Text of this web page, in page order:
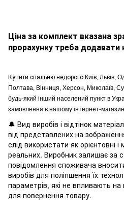
Ціна за комплект вказана
прорахунку треба
Купити спальню недорого Київ, Львів,
Полтава, Вінниця, Херсон, Миколаїв,
будь-який інший населений пункт в
замовлення в нашому інтернет-
🔔 Вид виробів і відтінок
від представлених на
слід використати як орієнтовні
реальних. Виробник залишає за
повідомлення споживача
виробів для поліпшення їх
параметрів, які не впливають
для повернення товару.